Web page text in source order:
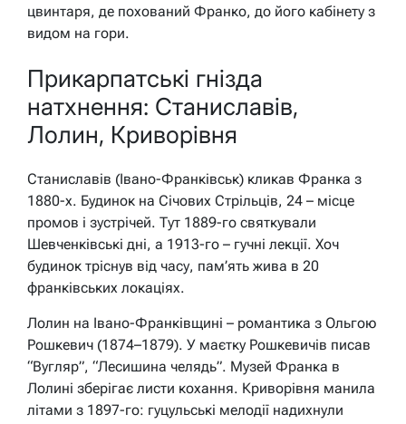
цвинтаря, де похований Франко, до його кабінету з
видом на гори.
Прикарпатські гнізда
натхнення: Станиславів,
Лолин, Криворівня
Станиславів (Івано-Франківськ) кликав Франка з
1880-х. Будинок на Січових Стрільців, 24 – місце
промов і зустрічей. Тут 1889-го святкували
Шевченківські дні, а 1913-го – гучні лекції. Хоч
будинок тріснув від часу, пам’ять жива в 20
франківських локаціях.
Лолин на Івано-Франківщині – романтика з Ольгою
Рошкевич (1874–1879). У маєтку Рошкевичів писав
“Вугляр”, “Лесишина челядь”. Музей Франка в
Лолині зберігає листи кохання. Криворівня манила
літами з 1897-го: гуцульські мелодії надихнули